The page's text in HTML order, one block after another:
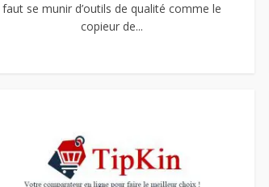
faut se munir d’outils de qualité comme le
copieur de...